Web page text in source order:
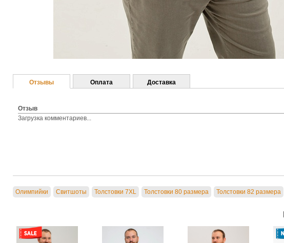
Отзывы
Отзыв
Загрузка комментариев...
Оплата Доставка
Олимпийки Свитшоты Толстовки 7XL Толстовки 80 размера Толстовки 82 размера